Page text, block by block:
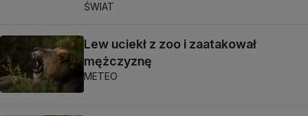
ŚWIAT
Lew uciekł z zoo i zaatakował
mężczyznę
METEO